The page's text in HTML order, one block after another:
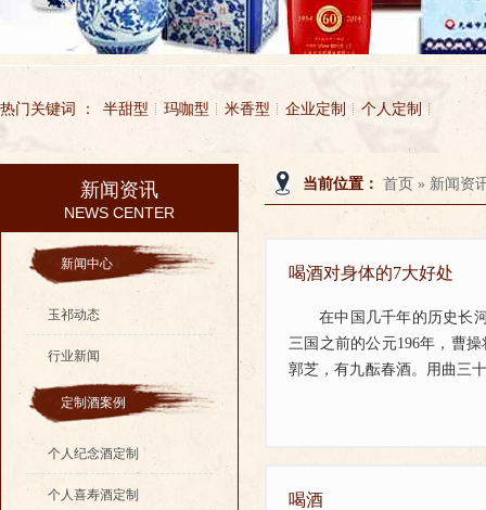
热门关键词 ： 半甜型 玛咖型 米香型 企业定制 个人定制
无锡市玉祁酒业有限公司
当前位置： 首页 » 新闻资
喝酒对身体的7大好处
在中国几千年的历史长
三国之前的公元196年，曹
郭芝，有九酝春酒。用曲三
喝酒
新闻资讯
NEWS CENTER
新闻中心
玉祁动态
行业新闻
定制酒案例
个人纪念酒定制
个人喜寿酒定制